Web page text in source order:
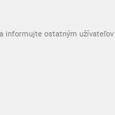
informujte ostatným užívateľov